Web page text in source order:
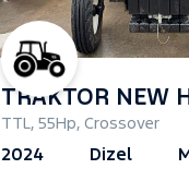
TRAKTÖR NEW
TTL, 55Hp, Crossover
2024 Dizel